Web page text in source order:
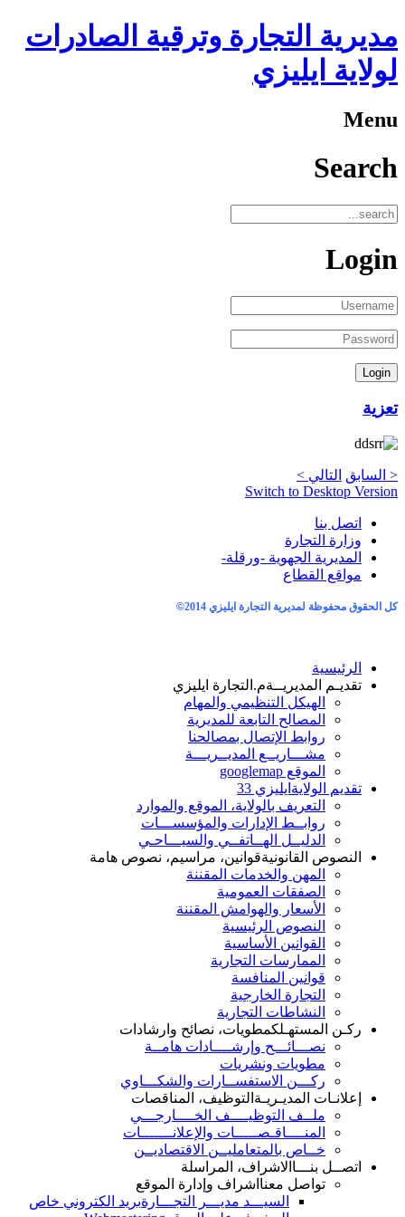
مديرية التجارة وترقية الصادرات
لولاية ايليزي
Menu
Search
Login
تعزية
< السابق التالي >
Switch to Desktop Version
اتصل بنا
وزارة التجارة
المديرية الجهوية -ورقلة-
مواقع القطاع
كل الحقوق محفوظة لمديرية التجارة ايليزي 2014 ©
الرئيسية
تقديـم المديريــةم.التجارة ايليزي
الهيكل التنظيمي والمهام
المصالح التابعة للمديرية
روابط الإتصال بمصالحنا
مشـــاريــع المديــريـــة
الموقع googlemap
تقديم الولاية ايليزي 33
التعريف بالولاية، الموقع والموارد
روابــط الإدارات والمؤسســـات
الدليــل الهــاتفــي والسيـــاحـي
النصوص القانونيةقوانين، مراسيم، نصوص هامة
المهن والخدمات المقننة
الصفقات العمومية
الأسعار والهوامش المقننة
النصوص الرئيسية
القوانين الأساسية
الممارسات التجارية
قوانين المنافسة
التجارة الخارجية
النشاطات التجارية
ركـن المستهـلكمطويات، نصائح وارشادات
نصـــائـــح وإرشــــادات هامــة
مطويات ونشريات
ركـــن الاستفســارات والشكـــاوي
إعلانـات المديـريـة التوظيف، المناقصات
ملــف التوظيــــف الخــــارجـــي
المنــــاقـصـــــات والإعلانـــــــات
خــاص بالمتعامليــن الاقتصاديــن
اتصــل بنـــا الاشراف، المراسلة
تواصل معنا اشراف وإدارة الموقع
السيـــد مديـــر التجـــارةبريد الكتروني خاص